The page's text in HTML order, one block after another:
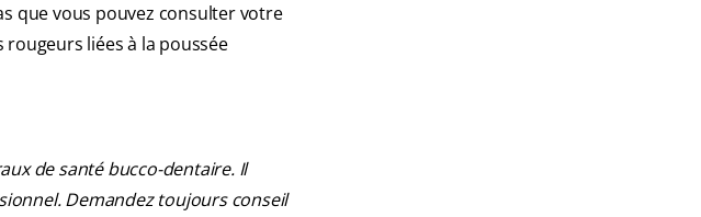
que vous pouvez consulter votre
liées à la poussée
de santé bucco-dentaire. Il
Demandez toujours conseil